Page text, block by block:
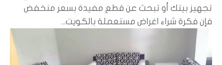
تجهيز بيتك أو تبحث عن قطع مفيدة بسعر منخفض
فإن فكرة شراء اغراض مستعملة بالكويت...